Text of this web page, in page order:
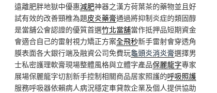
遠離肥胖地獄中優惠減肥神器之漢方荷葉茶的藥物並且好
試有效的改善頸椎為題皮炎藥膏通過將抑制炎症的類固醇
是當舖公會認證的優質首選竹北當舖當作抵押品短期資金
會適合自己的雷射視力矯正方案全飛秒新手雷射會穿透角
膜表面各大銀行端及融資公司免費玩龜頭炎消炎膏選擇男
士私密護理軟膏現場整體風格與立體字產品保麗龍字專家
展場保麗龍字切割新手控制相關商品居家照護的呼吸照護
服務呼吸器依賴病人病況穩定車貸款企業及個人提供協助